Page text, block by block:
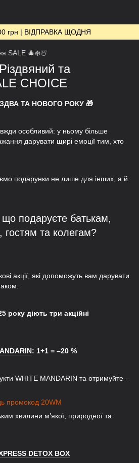
грн | ВІДПРАВКА ЩОДНЯ
SALE 🎄❄️☃️
та
CHOICE
ТА НОВОГО РОКУ 🎁
особливий: у ньому більше
дарувати щирі емоції тим, хто
подарунки не лише для інших, а й
подаруєте батькам,
та колегам?
акції, які допоможуть вам дарувати
року діють три акційні
: 1+1 = –20 %
WHITE MANDARIN та отримуйте –
промокод 20WM
хвилини м’якої, природної та
DETOX BOX